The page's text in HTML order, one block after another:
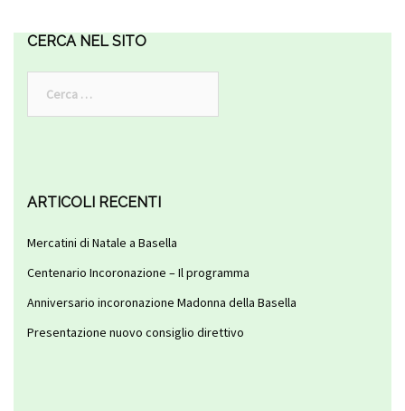
CERCA NEL SITO
per:
ARTICOLI RECENTI
Mercatini di Natale a Basella
Centenario Incoronazione – Il programma
Anniversario incoronazione Madonna della Basella
Presentazione nuovo consiglio direttivo